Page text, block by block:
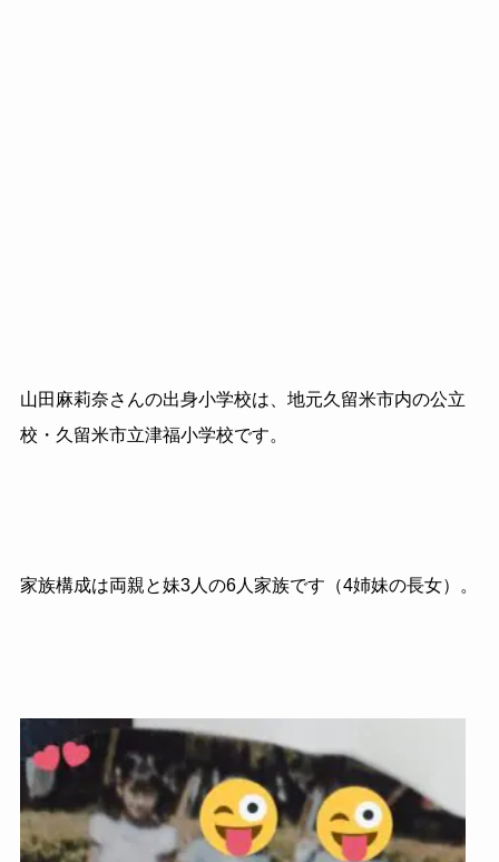
山田麻莉奈さんの出身小学校は、地元久留米市内の公立
校・久留米市立津福小学校です。
家族構成は両親と妹3人の6人家族です（4姉妹の長女）。